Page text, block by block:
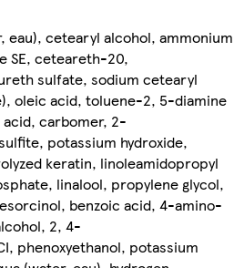
eau), cetearyl alcohol, ammonium
SE, ceteareth-20,
sulfate, sodium cetearyl
oleic acid, toluene-2, 5-diamine
carbomer, 2-
potassium hydroxide,
keratin, linoleamidopropyl
linalool, propylene glycol,
benzoic acid, 4-amino-
2, 4-
phenoxyethanol, potassium